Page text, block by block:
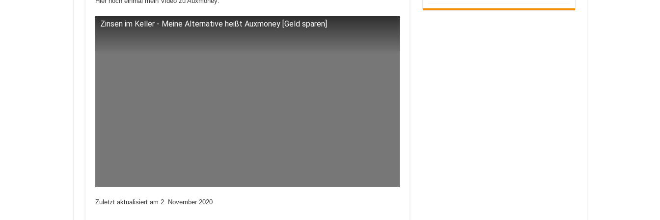
Zinsen im Keller - Meine Alternative heißt Auxmoney [Geld sparen]
Zuletzt aktualisiert am 2. November 2020